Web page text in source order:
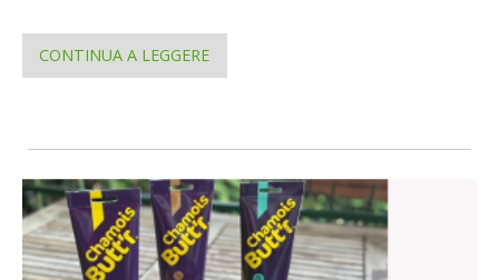
CONTINUA A LEGGERE